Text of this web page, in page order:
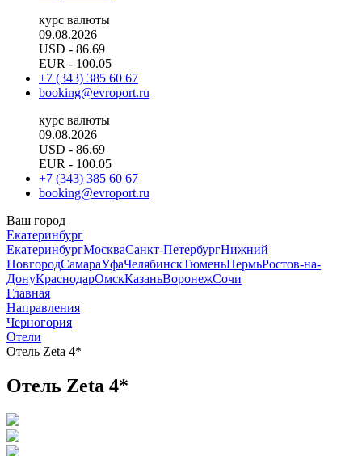
курс валюты
09.08.2026
USD - 86.69
EUR - 100.05
+7 (343) 385 60 67
booking@evroport.ru
курс валюты
09.08.2026
USD - 86.69
EUR - 100.05
+7 (343) 385 60 67
booking@evroport.ru
Ваш город
Екатеринбург
ЕкатеринбургМоскваСанкт-ПетербургНижний
НовгородСамараУфаЧелябинскТюменьПермьРостов-на-
ДонуКраснодарОмскКазаньВоронежСочи
Главная
Направления
Черногория
Отели
Отель Zeta 4*
Отель Zeta 4*